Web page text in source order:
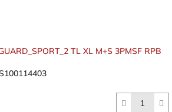
TL XL M+S 3PMSF RPB